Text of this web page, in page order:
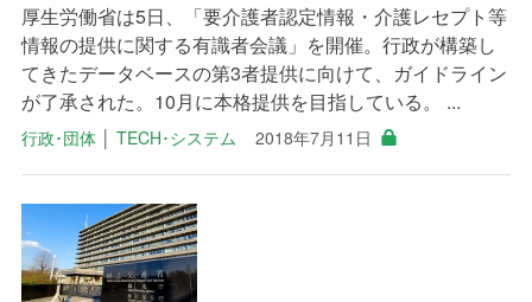
厚生労働省は5日、「要介護者認定情報・介護レセプト等
情報の提供に関する有識者会議」を開催。行政が構築し
てきたデータベースの第3者提供に向けて、ガイドライン
が了承された。10月に本格提供を目指している。 ...
行政･団体│ TECH･システム 2018年7月11日